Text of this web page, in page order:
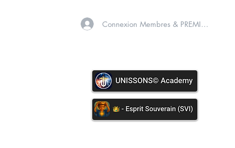
Connexion Membres & PREMIUM